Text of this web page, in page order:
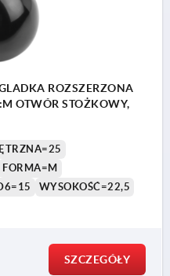
ROZSZERZONA
OTWÓR STOŻKOWY,
FORMA=M
WYSOKOŚĆ=22,5
SZCZEGÓŁY